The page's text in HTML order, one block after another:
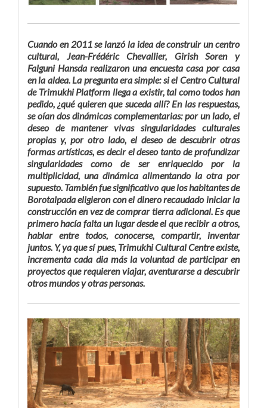
Cuando en 2011 se lanzó la idea de construir un centro
cultural, Jean-Frédéric Chevallier, Girish Soren y
Falguni Hansda realizaron una encuesta casa por casa
en la aldea. La pregunta era simple: si el Centro Cultural
de Trimukhi Platform llega a existir, tal como todos han
pedido, ¿qué quieren que suceda allí? En las respuestas,
se oían dos dinámicas complementarias: por un lado, el
deseo de mantener vivas singularidades culturales
propias y, por otro lado, el deseo de descubrir otras
formas artísticas, es decir el deseo tanto de profundizar
singularidades como de ser enriquecido por la
multiplicidad, una dinámica alimentando la otra por
supuesto. También fue significativo que los habitantes de
Borotalpada eligieron con el dinero recaudado iniciar la
construcción en vez de comprar tierra adicional. Es que
primero hacía falta un lugar desde el que recibir a otros,
hablar entre todos, conocerse, compartir, inventar
juntos. Y, ya que sí pues, Trimukhi Cultural Centre existe,
incrementa cada dia más la voluntad de participar en
proyectos que requieren viajar, aventurarse a descubrir
otros mundos y otras personas.